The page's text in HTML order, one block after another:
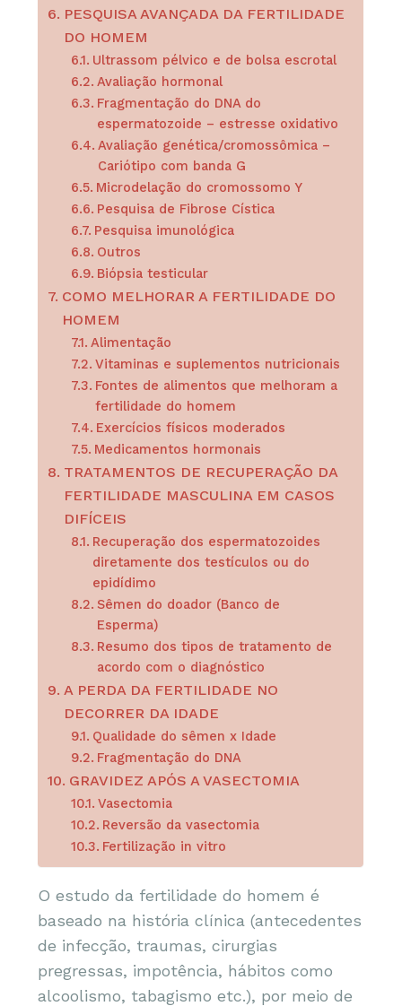
PESQUISA AVANÇADA DA FERTILIDADE
DO HOMEM
Ultrassom pélvico e de bolsa escrotal
Avaliação hormonal
Fragmentação do DNA do
espermatozoide – estresse oxidativo
Avaliação genética/cromossômica –
Cariótipo com banda G
Microdelação do cromossomo Y
Pesquisa de Fibrose Cística
Pesquisa imunológica
Outros
Biópsia testicular
COMO MELHORAR A FERTILIDADE DO
HOMEM
Alimentação
Vitaminas e suplementos nutricionais
Fontes de alimentos que melhoram a
fertilidade do homem
Exercícios físicos moderados
Medicamentos hormonais
TRATAMENTOS DE RECUPERAÇÃO DA
FERTILIDADE MASCULINA EM CASOS
DIFÍCEIS
Recuperação dos espermatozoides
diretamente dos testículos ou do
epidídimo
Sêmen do doador (Banco de
Esperma)
Resumo dos tipos de tratamento de
acordo com o diagnóstico
A PERDA DA FERTILIDADE NO
DECORRER DA IDADE
Qualidade do sêmen x Idade
Fragmentação do DNA
GRAVIDEZ APÓS A VASECTOMIA
Vasectomia
Reversão da vasectomia
Fertilização in vitro
O estudo da fertilidade do homem é
baseado na história clínica (antecedentes
de infecção, traumas, cirurgias
pregressas, impotência, hábitos como
alcoolismo, tabagismo etc.), por meio de